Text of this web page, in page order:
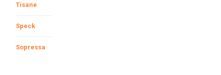
Tisane
Speck
Sopressa